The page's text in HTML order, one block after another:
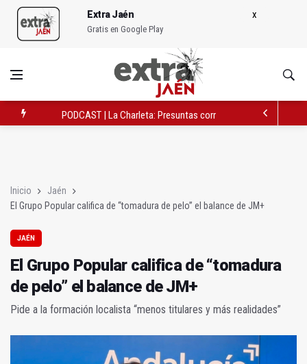
Extra Jaén
Gratis en Google Play
PODCAST | La Charleta: Presuntas corruptelas policiales y
Inicio
Jaén
El Grupo Popular califica de “tomadura de pelo” el balance de JM+
JAÉN
El Grupo Popular califica de “tomadura
de pelo” el balance de JM+
Pide a la formación localista “menos titulares y más realidades”